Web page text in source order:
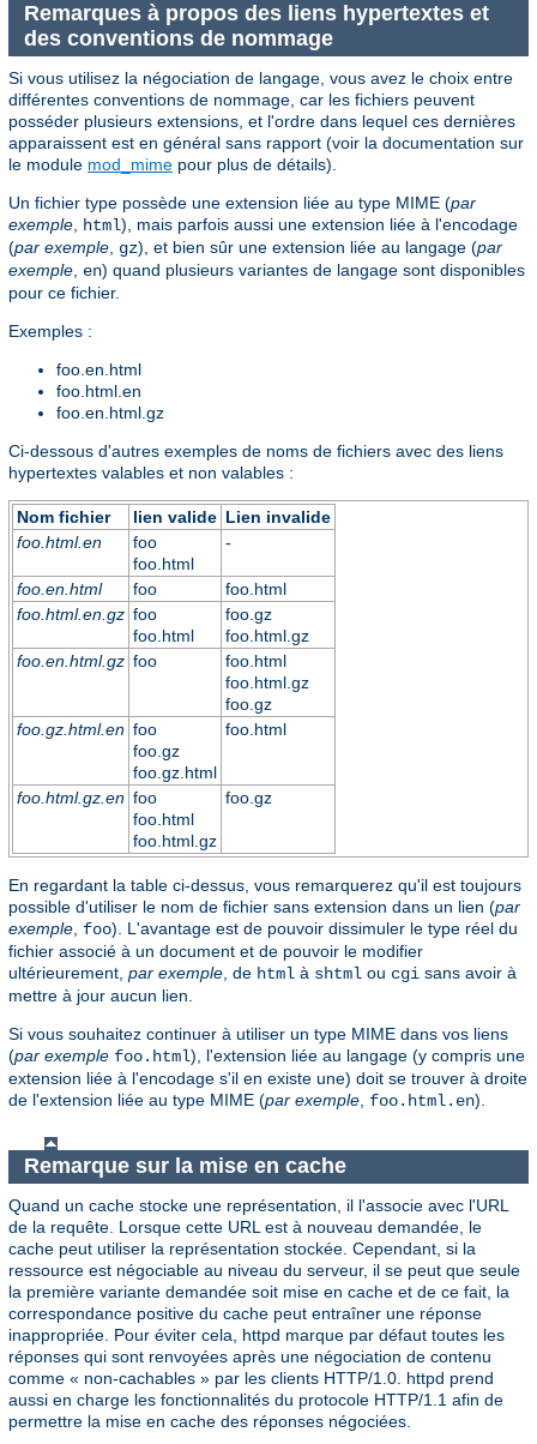
Remarques à propos des liens hypertextes et
des conventions de nommage
Si vous utilisez la négociation de langage, vous avez le choix entre
différentes conventions de nommage, car les fichiers peuvent
posséder plusieurs extensions, et l'ordre dans lequel ces dernières
apparaissent est en général sans rapport (voir la documentation sur
le module mod_mime pour plus de détails).
Un fichier type possède une extension liée au type MIME (par
exemple
html), mais parfois aussi une extension liée à l'encodage
(par exemple gz), et bien sûr une extension liée au langage (par
exemple en) quand plusieurs variantes de langage sont disponibles
pour ce fichier.
Exemples :
foo.en.html
foo.html.en
foo.en.html.gz
Ci-dessous d'autres exemples de noms de fichiers avec des liens
hypertextes valables et non valables :
Nom fichier lien valide Lien invalide
foo.html.en
foo
foo.html
-
foo.en.html foo
foo.html
foo.html.en.gz foo
foo.html
foo.gz
foo.html.gz
foo.en.html.gz foo
foo.html
foo.html.gz
foo.gz
foo.gz.html.en foo
foo.gz
foo.gz.html
foo.html
foo.html.gz.en foo
foo.html
foo.html.gz
foo.gz
En regardant la table ci-dessus, vous remarquerez qu'il est toujours
possible d'utiliser le nom de fichier sans extension dans un lien (par
exemple foo). L'avantage est de pouvoir dissimuler le type réel du
fichier associé à un document et de pouvoir le modifier
ultérieurement, par exemple , de html à shtml ou cgi sans avoir à
mettre à jour aucun lien.
Si vous souhaitez continuer à utiliser un type MIME dans vos liens
(par exemple foo.html), l'extension liée au langage (y compris une
extension liée à l'encodage s'il en existe une) doit se trouver à droite
de l'extension liée au type MIME (par exemple foo.html.en).
Remarque sur la mise en cache
Quand un cache stocke une représentation, il l'associe avec l'URL
de la requête. Lorsque cette URL est à nouveau demandée, le
cache peut utiliser la représentation stockée. Cependant, si la
ressource est négociable au niveau du serveur, il se peut que seule
la première variante demandée soit mise en cache et de ce fait, la
correspondance positive du cache peut entraîner une réponse
inappropriée. Pour éviter cela, httpd marque par défaut toutes les
réponses qui sont renvoyées après une négociation de contenu
comme « non-cachables » par les clients HTTP/1.0. httpd prend
aussi en charge les fonctionnalités du protocole HTTP/1.1 afin de
permettre la mise en cache des réponses négociées.